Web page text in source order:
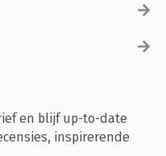
en blijf up-to-date
inspirerende